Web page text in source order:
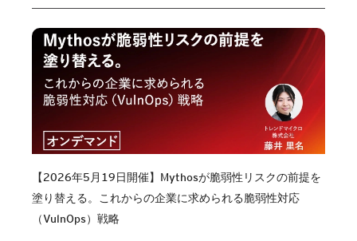
【2026年5月19日開催】Mythosが脆弱性リスクの前提を
塗り替える。これからの企業に求められる脆弱性対応
（VulnOps）戦略